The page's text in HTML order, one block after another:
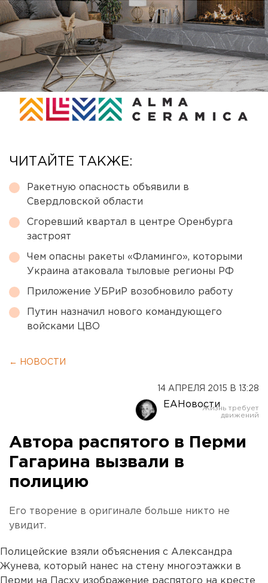
ЧИТАЙТЕ ТАКЖЕ:
Ракетную опасность объявили в
Свердловской области
Сгоревший квартал в центре Оренбурга
застроят
Чем опасны ракеты «Фламинго», которыми
Украина атаковала тыловые регионы РФ
Приложение УБРиР возобновило работу
Путин назначил нового командующего
войсками ЦВО
← НОВОСТИ
14 АПРЕЛЯ 2015 В 13:28
ЕАНовости
Автора распятого в Перми
Гагарина вызвали в
полицию
Его творение в оригинале больше никто не
увидит.
Полицейские взяли объяснения с Александра
Жунева, который нанес на стену многоэтажки в
Перми на Пасху изображение распятого на кресте